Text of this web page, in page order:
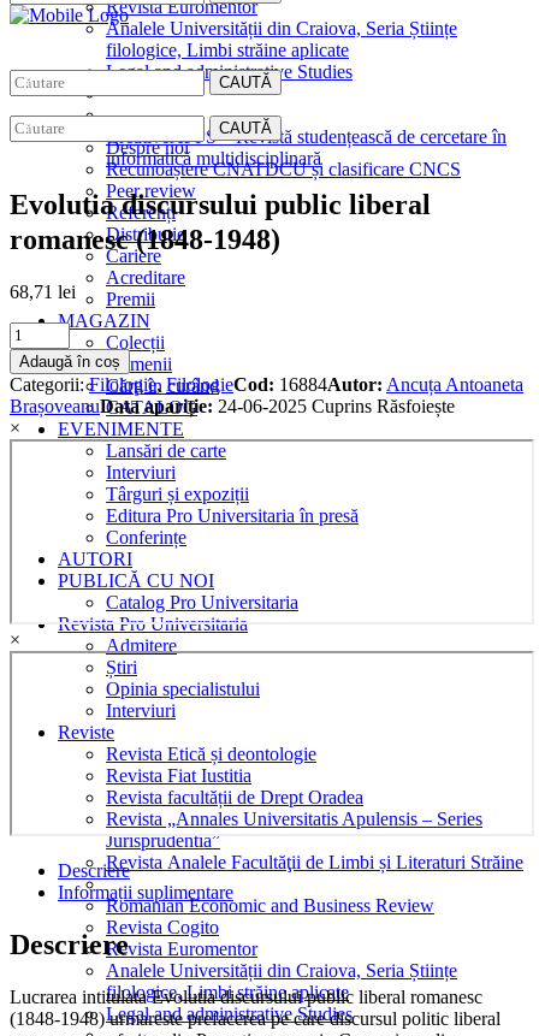
Revista Euromentor
Analele Universității din Craiova, Seria Științe
filologice, Limbi străine aplicate
Legal and administrative Studies
CreativeAPPS – Revistă studențească de cercetare în
informatică multidisciplinară
CAUTĂ
EDITURA
Despre noi
Recunoaștere CNATDCU și clasificare CNCS
Peer review
Referenți
Distribuție
Cariere
Acreditare
Premii
MAGAZIN
Colecții
Domenii
Cărţi în curând
CATALOG
EVENIMENTE
Lansări de carte
Interviuri
Târguri și expoziții
Editura Pro Universitaria în presă
Conferințe
AUTORI
PUBLICĂ CU NOI
Catalog Pro Universitaria
Revista Pro Universitaria
Admitere
Știri
Opinia specialistului
Interviuri
Reviste
Revista Etică și deontologie
Revista Fiat Iustitia
Revista facultății de Drept Oradea
Revista „Annales Universitatis Apulensis – Series
Jurisprudentia”
Revista Analele Facultăţii de Limbi și Literaturi Străine
Romanian Economic and Business Review
Revista Cogito
Revista Euromentor
Analele Universității din Craiova, Seria Științe
filologice, Limbi străine aplicate
Legal and administrative Studies
CAUTĂ
Evolutia discursului public liberal
romanesc (1848-1948)
68,71 lei
Evolutia
discursului
public
liberal
romanesc
(1848-
Adaugă în coș
Categorii:Filologie, FilologieCod: 16884Autor: Ancuța Antoaneta
BrașoveanuData apariție: 24-06-2025 Cuprins Răsfoiește
×
×
Descriere
Informații suplimentare
Descriere
Lucrarea intitulata Evolutia discursului public liberal romanesc
(1848-1948) urmareste prefacerea pe care discursul politic liberal